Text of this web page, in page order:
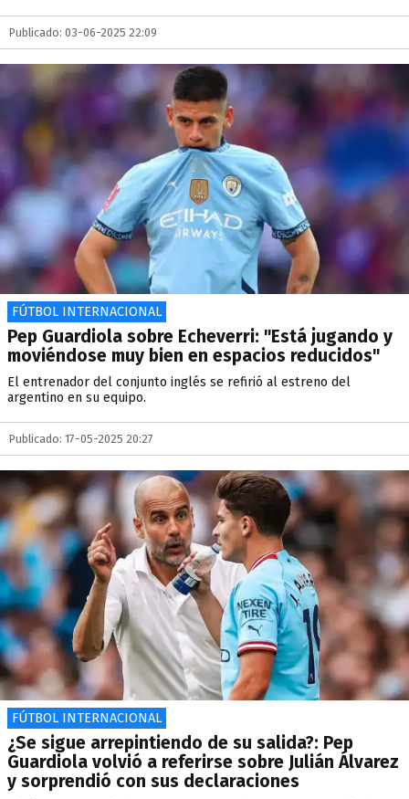
Publicado: 03-06-2025 22:09
FÚTBOL INTERNACIONAL
Pep Guardiola sobre Echeverri: "Está jugando y
moviéndose muy bien en espacios reducidos"
El entrenador del conjunto inglés se refirió al estreno del
argentino en su equipo.
Publicado: 17-05-2025 20:27
FÚTBOL INTERNACIONAL
¿Se sigue arrepintiendo de su salida?: Pep
Guardiola volvió a referirse sobre Julián Álvarez
y sorprendió con sus declaraciones